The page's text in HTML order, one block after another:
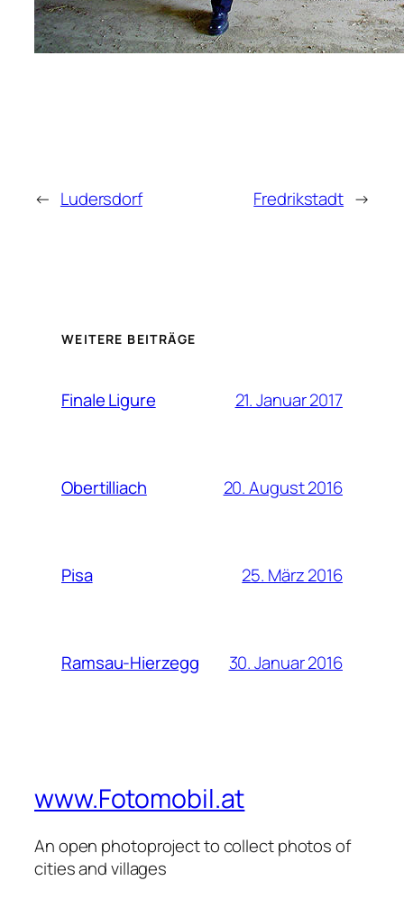
← Ludersdorf Fredrikstadt →
WEITERE BEITRÄGE
Finale Ligure 21. Januar 2017
Obertilliach 20. August 2016
Pisa 25. März 2016
Ramsau-Hierzegg 30. Januar 2016
www.Fotomobil.at
An open photoproject to collect photos of
cities and villages